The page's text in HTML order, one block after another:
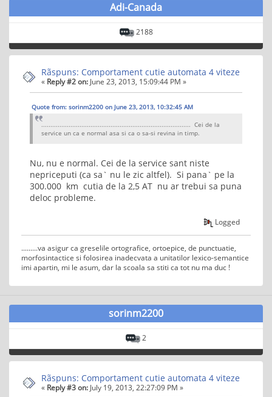
Adi-Canada
2188
Rãspuns: Comportament cutie automata 4 viteze
« Reply #2 on: June 23, 2013, 15:09:44 PM »
Quote from: sorinm2200 on June 23, 2013, 10:32:45 AM
.................................................................................. Cei de la
service un ca e normal asa si ca o sa-si revina in timp.
Nu, nu e normal. Cei de la service sant niste
nepriceputi (ca sa` nu le zic altfel). Si pana` pe la
300.000 km cutia de la 2,5 AT nu ar trebui sa puna
deloc probleme.
Logged
.........va asigur ca greselile ortografice, ortoepice, de punctuatie,
morfosintactice si folosirea inadecvata a unitatilor lexico-semantice
imi apartin, mi le asum, dar la scoala sa stiti ca tot nu ma duc !
sorinm2200
2
Rãspuns: Comportament cutie automata 4 viteze
« Reply #3 on: July 19, 2013, 22:27:09 PM »